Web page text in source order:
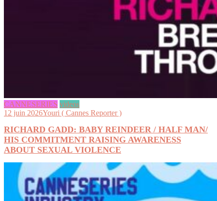
CANNESERIES videos
12 juin 2026Youri ( Cannes Reporter )
RICHARD GADD: BABY REINDEER / HALF MAN/
HIS COMMITMENT RAISING AWARENESS
ABOUT SEXUAL VIOLENCE